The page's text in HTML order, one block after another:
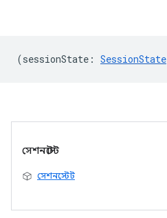
(sessionState : SessionState
সেশনস্টেট
সেশনস্টেট